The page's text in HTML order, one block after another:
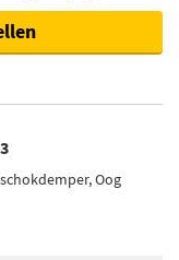
Oog